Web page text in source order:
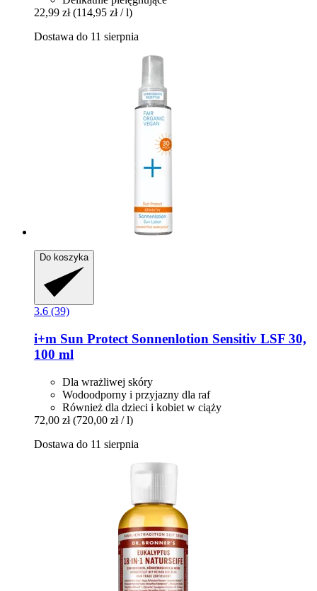
22,99 zł (114,95 zł / l)
Dostawa do 11 sierpnia
Do koszyka
3.6 (39)
i+m Sun Protect Sonnenlotion Sensitiv LSF 30,
100 ml
Dla wrażliwej skóry
Wodoodporny i przyjazny dla raf
Również dla dzieci i kobiet w ciąży
72,00 zł (720,00 zł / l)
Dostawa do 11 sierpnia